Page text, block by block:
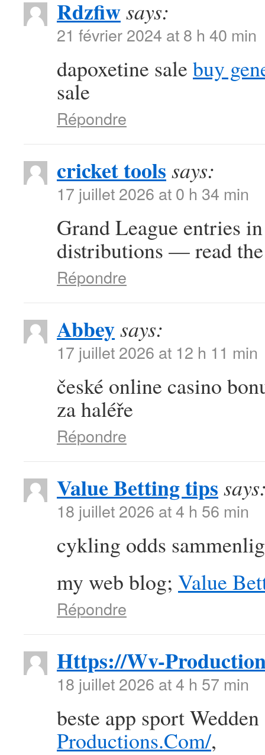
Rdzfiwsays:
21 février 2024 at 8 h 40 min
dapoxetine sale buy
sale
Répondre
cricket tools says:
17 juillet 2026 at 0 h 34 min
Grand League entries
distributions — read
Répondre
Abbeysays:
17 juillet 2026 at 12 h 11 min
české online casino
za haléře
Répondre
Value Betting tips
18 juillet 2026 at 4 h 56 min
cykling odds
my web blog; Value
Répondre
Https://Wv-
18 juillet 2026 at 4 h 57 min
beste app sport
Productions.Com/,